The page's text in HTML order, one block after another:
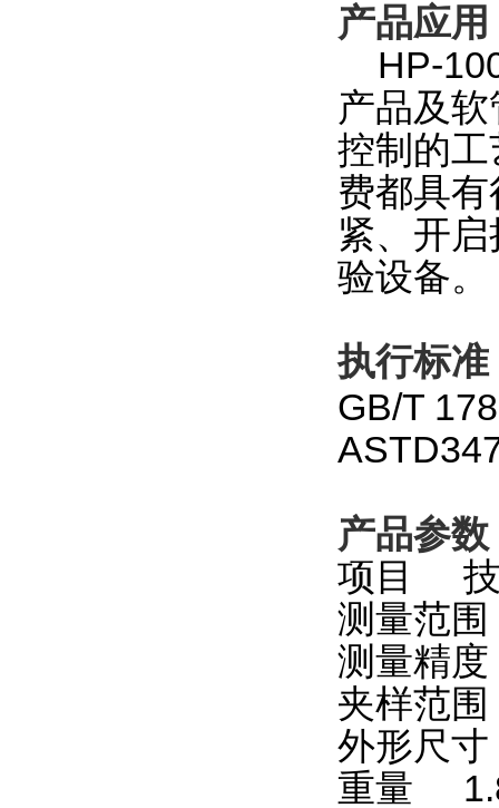
产品应用
HP-
产品及
控制的
费都具
紧、开
验设备。
执行标准
GB/T
产品参数
项目
测量范
测量精
夹样范
外形尺
重量